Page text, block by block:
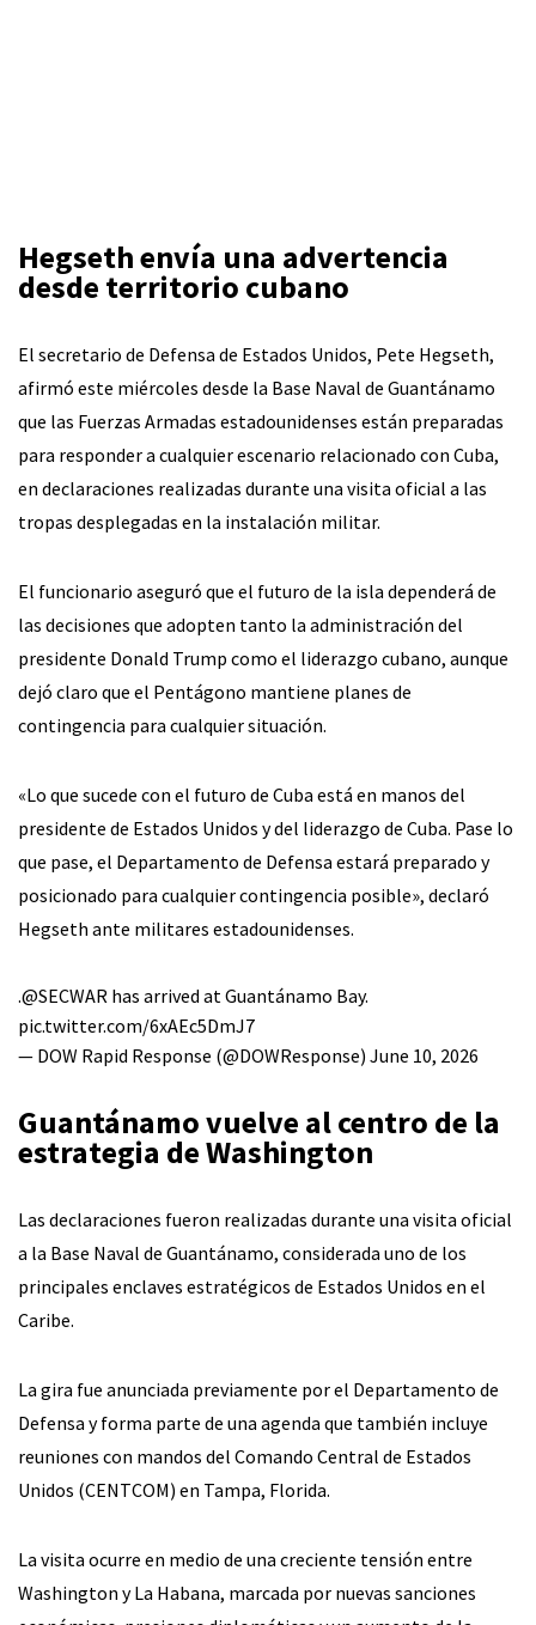
Hegseth envía una advertencia
desde territorio cubano
El secretario de Defensa de Estados Unidos, Pete Hegseth,
afirmó este miércoles desde la Base Naval de Guantánamo
que las Fuerzas Armadas estadounidenses están preparadas
para responder a cualquier escenario relacionado con Cuba,
en declaraciones realizadas durante una visita oficial a las
tropas desplegadas en la instalación militar.
El funcionario aseguró que el futuro de la isla dependerá de
las decisiones que adopten tanto la administración del
presidente Donald Trump como el liderazgo cubano, aunque
dejó claro que el Pentágono mantiene planes de
contingencia para cualquier situación.
«Lo que sucede con el futuro de Cuba está en manos del
presidente de Estados Unidos y del liderazgo de Cuba. Pase lo
que pase, el Departamento de Defensa estará preparado y
posicionado para cualquier contingencia posible», declaró
Hegseth ante militares estadounidenses.
.@SECWAR has arrived at Guantánamo Bay.
pic.twitter.com/6xAEc5DmJ7
— DOW Rapid Response (@DOWResponse) June 10, 2026
Guantánamo vuelve al centro de la
estrategia de Washington
Las declaraciones fueron realizadas durante una visita oficial
a la Base Naval de Guantánamo, considerada uno de los
principales enclaves estratégicos de Estados Unidos en el
Caribe.
La gira fue anunciada previamente por el Departamento de
Defensa y forma parte de una agenda que también incluye
reuniones con mandos del Comando Central de Estados
Unidos (CENTCOM) en Tampa, Florida.
La visita ocurre en medio de una creciente tensión entre
Washington y La Habana, marcada por nuevas sanciones